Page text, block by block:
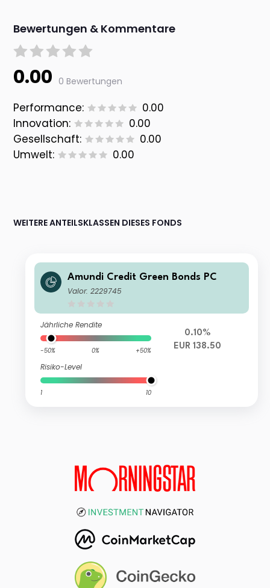
Bewertungen & Kommentare
0.00 0 Bewertungen
Performance:
0.00
Innovation:
0.00
Gesellschaft:
0.00
Umwelt:
0.00
WEITERE ANTEILSKLASSEN DIESES FONDS
Amundi Credit Green Bonds PC
Valor: 2229745
Jährliche Rendite
-50% 0% +50%
Risiko-Level
1 10
0.10%
EUR 138.50